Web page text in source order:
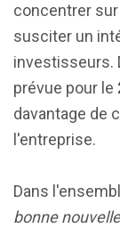
concentrer
susciter un
investisseurs.
prévue pour le
davantage de
l'entreprise.
Dans
bonne nouvelle